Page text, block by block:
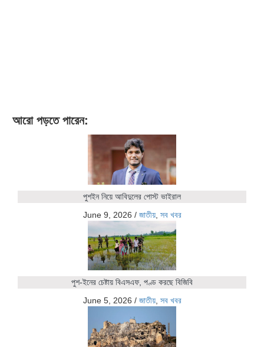
আরো পড়তে পারেন:
পুশইন নিয়ে আবিদুলের পোস্ট ভাইরাল
June 9, 2026 / জাতীয়, সব খবর
পুশ-ইনের চেষ্টায় বিএসএফ, পণ্ড করছে বিজিবি
June 5, 2026 / জাতীয়, সব খবর